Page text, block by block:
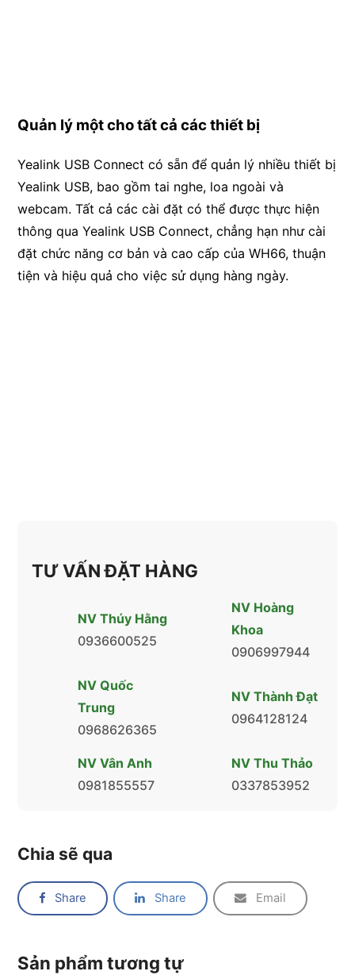
Quản lý một cho tất cả các thiết bị
Yealink USB Connect có sẵn để quản lý nhiều thiết bị
Yealink USB, bao gồm tai nghe, loa ngoài và
webcam. Tất cả các cài đặt có thể được thực hiện
thông qua Yealink USB Connect, chẳng hạn như cài
đặt chức năng cơ bản và cao cấp của WH66, thuận
tiện và hiệu quả cho việc sử dụng hàng ngày.
TƯ VẤN ĐẶT HÀNG
NV Thúy Hằng
0936600525
NV Hoàng
Khoa
0906997944
NV Quốc
Trung
0968626365
NV Thành Đạt
0964128124
NV Vân Anh
0981855557
NV Thu Thảo
0337853952
Chia sẽ qua
Share Share Email
Sản phẩm tương tự